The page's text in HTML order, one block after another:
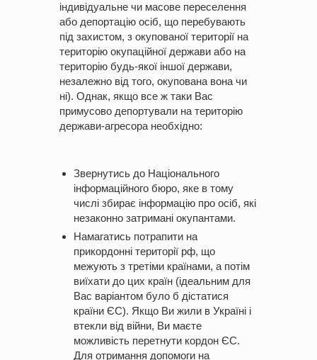
індивідуальне чи масове переселення
або депортацію осіб, що перебувають
під захистом, з окупованої території на
територію окупаційної держави або на
територію будь-якої іншої держави,
незалежно від того, окупована вона чи
ні). Однак, якщо все ж таки Вас
примусово депортували на територію
держави-агресора необхідно:
Звернутись до Національного
інформаційного бюро, яке в тому
числі збирає інформацію про осіб, які
незаконно затримані окупантами.
Намагатись потрапити на
прикордонні території рф, що
межують з третіми країнами, а потім
виїхати до цих країн (ідеальним для
Вас варіантом було б дістатися
країни ЄС). Якщо Ви жили в Україні і
втекли від війни, Ви маєте
можливість перетнути кордон ЄС.
Для отримання допомоги на